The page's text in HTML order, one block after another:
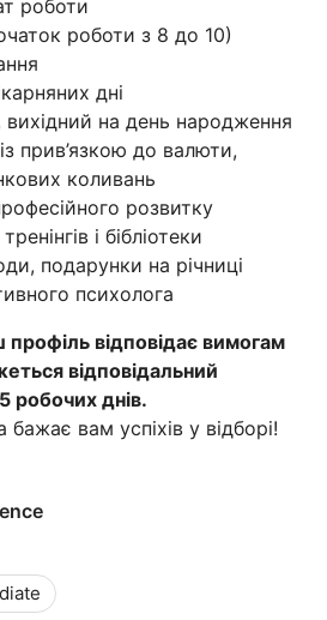
роботи
роботи з 8 до 10)
дні
вихідний на день народження
прив’язкою до валюти,
коливань
розвитку
і бібліотеки
подарунки на річниці
психолога
відповідає вимогам
відповідальний
робочих днів.
вам успіхів у відборі!